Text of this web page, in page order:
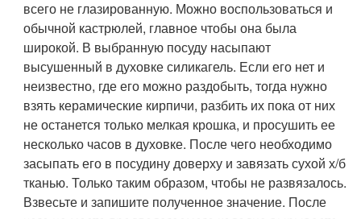
всего не глазированную. Можно воспользоваться и
обычной кастрюлей, главное чтобы она была
широкой. В выбранную посуду насыпают
высушенный в духовке силикагель. Если его нет и
неизвестно, где его можно раздобыть, тогда нужно
взять керамические кирпичи, разбить их пока от них
не останется только мелкая крошка, и просушить ее
несколько часов в духовке. После чего необходимо
засыпать его в посудину доверху и завязать сухой х/б
тканью. Только таким образом, чтобы не развязалось.
Взвесьте и запишите полученное значение. После